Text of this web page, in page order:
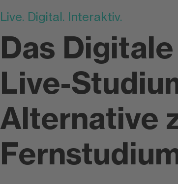
Live. Digital. Interaktiv.
Das Digitale
Live-
Alternative